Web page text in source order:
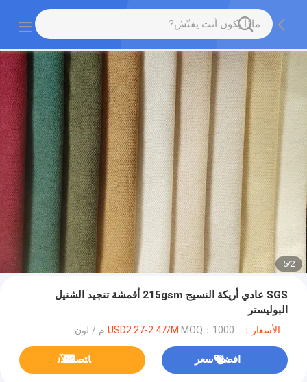
2
/
5
SGS عادي أريكة النسيج 215gsm أقمشة تنجيد الشنيل
البوليستر
الأسعار：USD2.27-2.47/M MOQ：1000 م / لون
افضل سعر ﺎﺘﺼﻟ ﺍﻶﻧ